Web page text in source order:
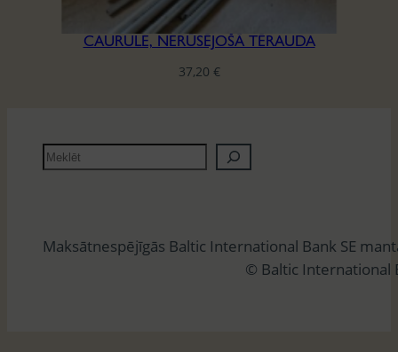
CAURULE, NERŪSĒJOŠĀ TĒRAUDA
37,20 €
M
e
ē
Maksātnespējīgās Baltic International Bank SE
© Baltic International